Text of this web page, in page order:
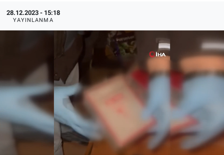
28.12.2023 - 15:18
YAYINLANMA
Alış-Veriş/İş dünyası
Kültür Sanat
Politika
Kütahya
Gezi
Genel